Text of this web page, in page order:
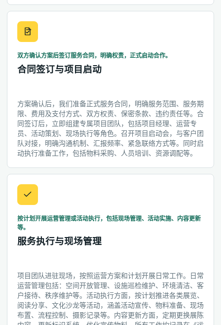
双方确认方案后签订服务合同，明确权责，正式启动合作。
合同签订与项目启动
方案确认后，我们准备正式服务合同，明确服务范围、服务期
限、费用及支付方式、双方权责、保密条款、违约责任等。合
同签订后，立即组建专属项目团队，包括项目经理、运营专
员、活动策划、现场执行等角色。召开项目启动会，与客户团
队对接，明确沟通机制、汇报频率、紧急联络方式等。同时启
动执行准备工作，包括物料采购、人员培训、资源调配等。
按计划开展运营管理或活动执行，包括现场管理、活动实施、内容更新
等。
服务执行与现场管理
项目团队进驻现场，按照运营方案和计划开展日常工作。日常
运营管理包括：空间开放管理、设施巡检维护、环境清洁、客
户接待、秩序维护等。活动执行方面，按计划推进各类展览、
阅读分享、文化沙龙等活动，涵盖活动宣传、物料准备、现场
布置、流程控制、摄影记录等。内容更新方面，定期更换展陈